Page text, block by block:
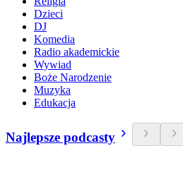
Dzieci
DJ
Komedia
Radio akademickie
Wywiad
Boże Narodzenie
Muzyka
Edukacja
Najlepsze podcasty